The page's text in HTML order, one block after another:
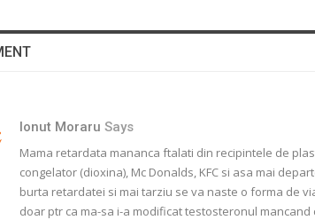
Ionut Moraru Says
Mama retardata mananca ftalati din recipintele de
congelator (dioxina), Mc Donalds, KFC si asa mai
burta retardatei si mai tarziu se va naste o forma de
doar ptr ca ma-sa i-a modificat testosteronul